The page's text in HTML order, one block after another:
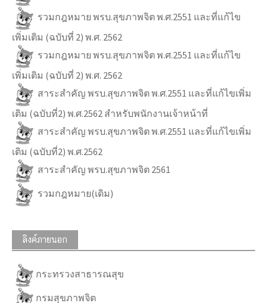
รวมกฎหมาย พรบ.สุขภาพจิต พ.ศ.2551 และที่แก้ไข
เพิ่มเติม (ฉบับที่ 2) พ.ศ. 2562
รวมกฎหมาย พรบ.สุขภาพจิต พ.ศ.2551 และที่แก้ไข
เพิ่มเติม (ฉบับที่ 2) พ.ศ. 2562
สาระสำคัญ พรบ.สุขภาพจิต พ.ศ.2551 และที่แก้ไขเพิ่ม
เติม (ฉบับที่2) พ.ศ.2562 สำหรับพนักงานเจ้าหน้าที่
สาระสำคัญ พรบ.สุขภาพจิต พ.ศ.2551 และที่แก้ไขเพิ่ม
เติม (ฉบับที่2) พ.ศ.2562
สาระสำคัญ พรบ.สุขภาพจิต 2561
รวมกฎหมาย(เดิม)
ลิงค์ภายนอก
กระทรวงสาธารณสุข
กรมสุขภาพจิต